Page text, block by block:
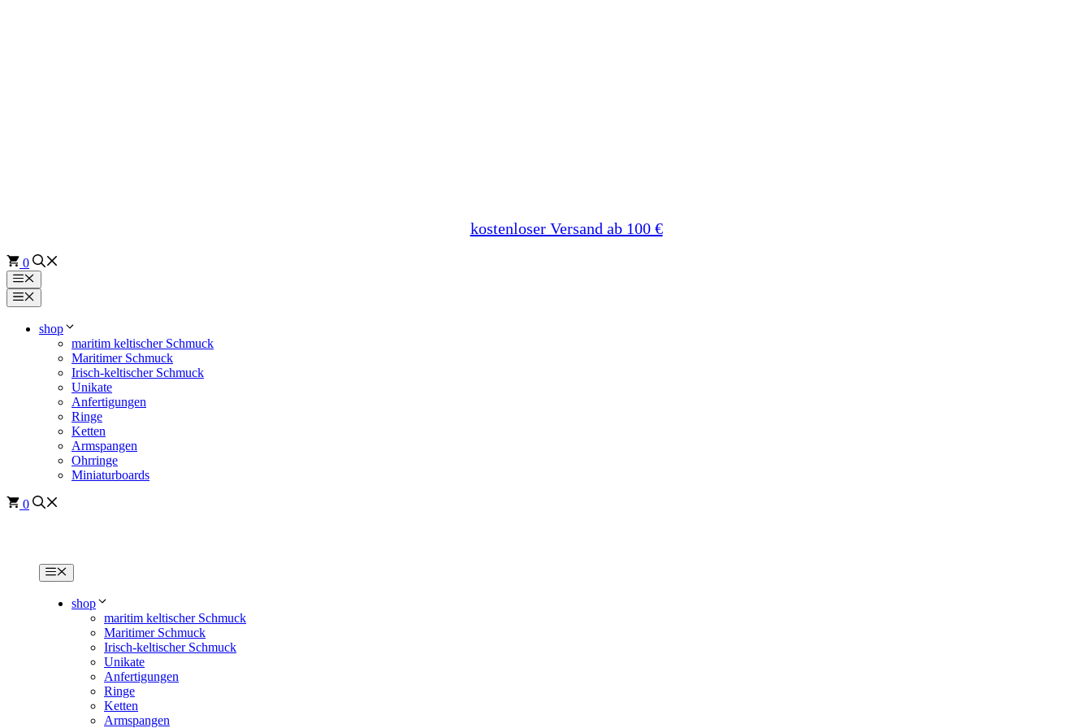
kostenloser Versand ab 100 €
0
Menü
Menü
shop
maritim keltischer Schmuck
Maritimer Schmuck
Irisch-keltischer Schmuck
Unikate
Anfertigungen
Ringe
Ketten
Armspangen
Ohrringe
Miniaturboards
0
Menü
shop
maritim keltischer Schmuck
Maritimer Schmuck
Irisch-keltischer Schmuck
Unikate
Anfertigungen
Ringe
Ketten
Armspangen